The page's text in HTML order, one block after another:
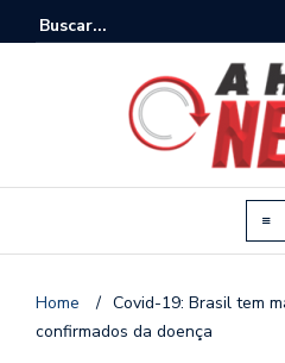
Home / Covid-19: Brasil tem
confirmados da doença